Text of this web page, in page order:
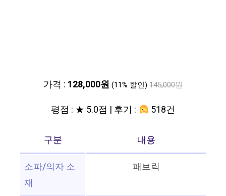
가격 : 128,000원 (11% 할인) 145,000원
평점 : ★ 5.0점 | 후기 : 518건
구분
내용
소파/의자 소
재
패브릭